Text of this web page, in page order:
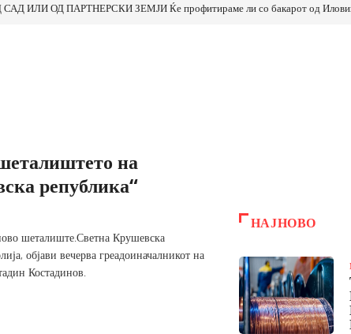
ОД ПАРТНЕРСКИ ЗЕМЈИ Ќе профитираме ли со бакарот од
на
република“
шеталиште.Светна Крушевска
објави вечерва греадоиначалникот на
Костадинов.
НАЈНОВО